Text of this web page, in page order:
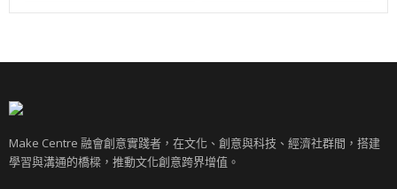
Make Centre 融會創意實踐者，在文化、創意與科技、經濟社群間，搭建
學習與溝通的橋樑，推動文化創意跨界增值。